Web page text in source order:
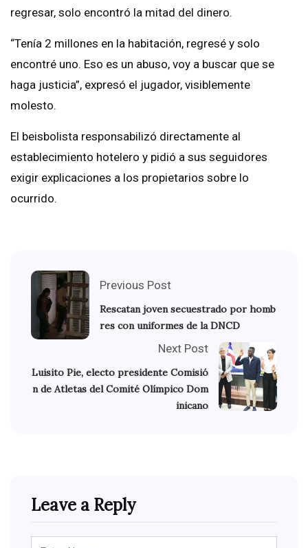
regresar, solo encontró la mitad del dinero.
“Tenía 2 millones en la habitación, regresé y solo
encontré uno. Eso es un abuso, voy a buscar que se
haga justicia”, expresó el jugador, visiblemente
molesto.
El beisbolista responsabilizó directamente al
establecimiento hotelero y pidió a sus seguidores
exigir explicaciones a los propietarios sobre lo
ocurrido.
Previous Post
Rescatan joven secuestrado por homb
res con uniformes de la DNCD
Next Post
Luisito Pie, electo presidente Comisió
n de Atletas del Comité Olímpico Dom
inicano
Leave a Reply